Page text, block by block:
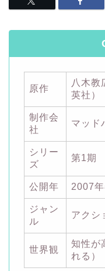
原作
八木教
英社）
制作会
社
マッド
シリー
ズ
第1期
公開年 2007
ジャン
ル
アクシ
世界観
知性が
れる）